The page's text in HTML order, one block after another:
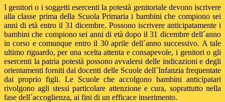
I genitori o i soggetti esercenti la potestà genitoriale devono iscrivere
alla classe prima della Scuola Primaria i bambini che compiono sei
anni di età entro il 31 dicembre. Possono iscrivere anticipatamente i
bambini che compiono sei anni di età dopo il 31 dicembre dell´anno
in corso e comunque entro il 30 aprile dell´anno successivo. A tale
ultimo riguardo, per una scelta attenta e consapevole, i genitori o gli
esercenti la patria potestà possono avvalersi delle indicazioni e degli
orientamenti forniti dai docenti delle Scuole dell´Infanzia frequentate
dai proprio figli. Le Scuole che accolgono bambini anticipatari
rivolgono agli stessi particolare attenzione e cura, soprattutto nella
fase dell´accoglienza, ai fini di un efficace inserimento.